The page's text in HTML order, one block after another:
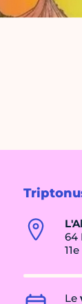
64
11e
Le